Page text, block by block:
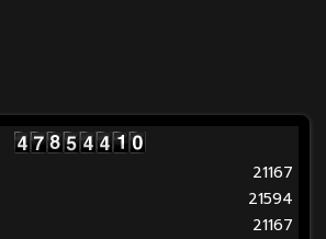
21167
21594
21167